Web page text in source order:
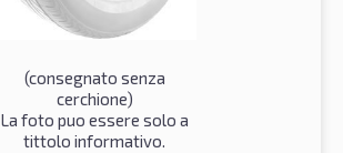
(consegnato senza
cerchione)
La foto puo essere solo a
tittolo informativo.